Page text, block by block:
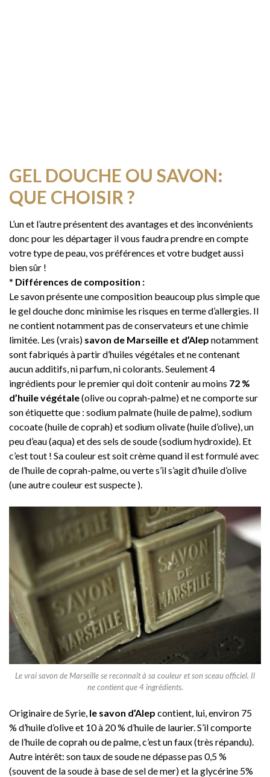
GEL DOUCHE OU SAVON:
QUE CHOISIR ?
L’un et l’autre présentent des avantages et des inconvénients
donc pour les départager il vous faudra prendre en compte
votre type de peau, vos préférences et votre budget aussi
bien sûr !
* Différences de composition :
Le savon présente une composition beaucoup plus simple que
le gel douche donc minimise les risques en terme d’allergies. Il
ne contient notamment pas de conservateurs et une chimie
limitée. Les (vrais) savon de Marseille et d’Alep notamment
sont fabriqués à partir d’huiles végétales et ne contenant
aucun additifs, ni parfum, ni colorants. Seulement 4
ingrédients pour le premier qui doit contenir au moins 72 %
d’huile végétale(olive ou coprah-palme) et ne comporte sur
son étiquette que : sodium palmate (huile de palme), sodium
cocoate (huile de coprah) et sodium olivate (huile d’olive), un
peu d’eau (aqua) et des sels de soude (sodium hydroxide). Et
c’est tout ! Sa couleur est soit crème quand il est formulé avec
de l’huile de coprah-palme, ou verte s’il s’agit d’huile d’olive
(une autre couleur est suspecte ).
Le vrai savon de Marseille se reconnaît à sa couleur et son sceau officiel. Il
ne contient que 4 ingrédients.
Originaire de Syrie, le savon d’Alep contient, lui, environ 75
% d’huile d’olive et 10 à 20 % d’huile de laurier. S’il comporte
de l’huile de coprah ou de palme, c’est un faux (très répandu).
Autre intérêt: son taux de soude ne dépasse pas 0,5 %
(souvent de la soude à base de sel de mer) et la glycérine 5%